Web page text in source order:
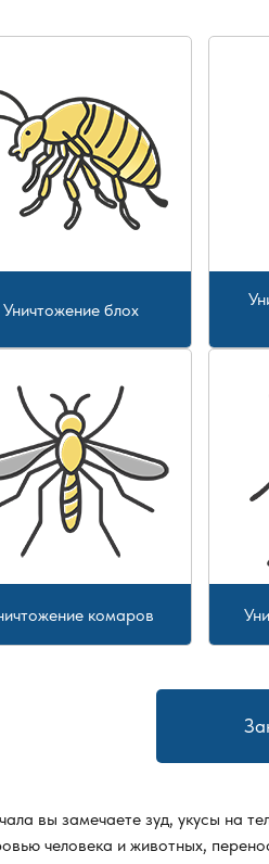
Уничтожение блох
комаров
вы замечаете зуд, укусы на
человека и животных,